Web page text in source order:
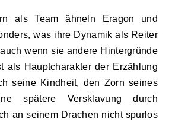
als Team ähneln Eragon und
was ihre Dynamik als Reiter
wenn sie andere Hintergründe
als Hauptcharakter der Erzählung
seine Kindheit, den Zorn seines
spätere Versklavung durch
an seinem Drachen nicht spurlos